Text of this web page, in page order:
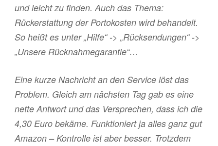
und leicht zu finden. Auch das Thema:
Rückerstattung der Portokosten wird behandelt.
So heißt es unter „Hilfe“ -> „Rücksendungen“ ->
„Unsere Rücknahmegarantie“…
Eine kurze Nachricht an den Service löst das
Problem. Gleich am nächsten Tag gab es eine
nette Antwort und das Versprechen, dass ich die
4,30 Euro bekäme. Funktioniert ja alles ganz gut
Amazon – Kontrolle ist aber besser. Trotzdem